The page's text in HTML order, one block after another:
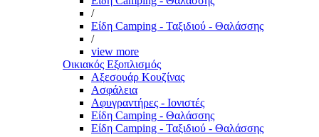
/
Είδη Camping - Ταξιδιού - Θαλάσσης
/
view more
Οικιακός Εξοπλισμός
Αξεσουάρ Κουζίνας
Ασφάλεια
Αφυγραντήρες - Ιονιστές
Είδη Camping - Θαλάσσης
Είδη Camping - Ταξιδιού - Θαλάσσης